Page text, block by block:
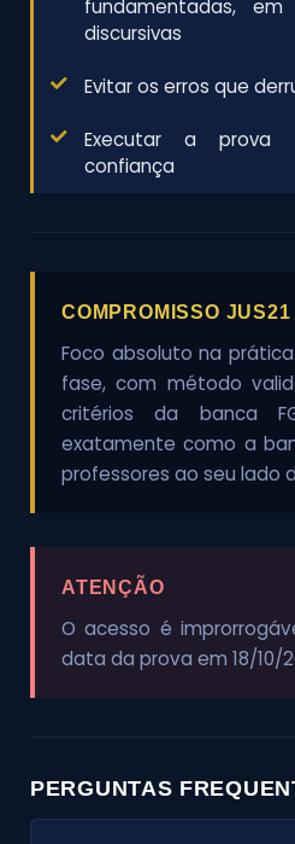
fundamentadas,
discursivas
Evitar os erros que
Executar a prova
confiança
COMPROMISSO JUS21
Foco absoluto na
fase, com método
critérios da banca
exatamente como a
professores ao seu lado
ATENÇÃO
O acesso é
data da prova em 18/10/
PERGUNTAS